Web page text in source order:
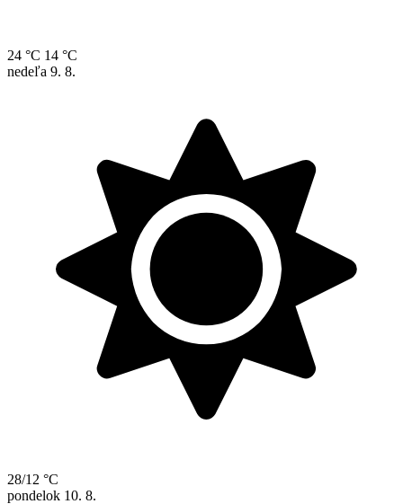
24 °C 14 °C
nedeľa 9. 8.
28/12 °C
pondelok 10. 8.